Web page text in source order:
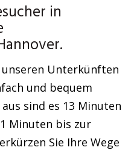
in
Unterkünften
und bequem
sind es 13 Minuten
Minuten bis zur
Sie Ihre Wege